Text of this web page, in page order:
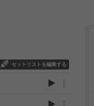
セットリストを編集する